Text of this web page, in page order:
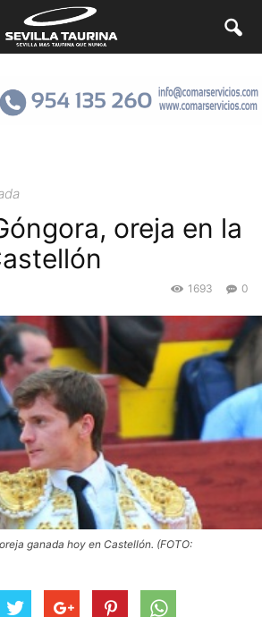
oreja en la
0
1693
ganada hoy en Castellón. (FOTO: